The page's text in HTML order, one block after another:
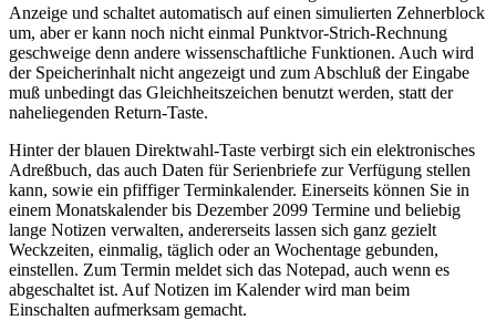
Anzeige und schaltet automatisch auf einen simulierten Zehnerblock
um, aber er kann noch nicht einmal Punktvor-Strich-Rechnung
geschweige denn andere wissenschaftliche Funktionen. Auch wird
der Speicherinhalt nicht angezeigt und zum Abschluß der Eingabe
muß unbedingt das Gleichheitszeichen benutzt werden, statt der
naheliegenden Return-Taste.
Hinter der blauen Direktwahl-Taste verbirgt sich ein elektronisches
Adreßbuch, das auch Daten für Serienbriefe zur Verfügung stellen
kann, sowie ein pfiffiger Terminkalender. Einerseits können Sie in
einem Monatskalender bis Dezember 2099 Termine und beliebig
lange Notizen verwalten, andererseits lassen sich ganz gezielt
Weckzeiten, einmalig, täglich oder an Wochentage gebunden,
einstellen. Zum Termin meldet sich das Notepad, auch wenn es
abgeschaltet ist. Auf Notizen im Kalender wird man beim
Einschalten aufmerksam gemacht.